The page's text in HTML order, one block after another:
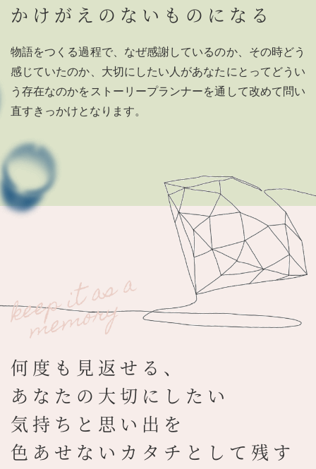
かけがえのないものになる
物語をつくる過程で、なぜ感謝しているのか、その時どう
感じていたのか、大切にしたい人があなたにとってどうい
う存在なのかをストーリープランナーを通して改めて問い
直すきっかけとなります。
何度も見返せる、
あなたの大切にしたい
気持ちと思い出を
色あせないカタチとして残す